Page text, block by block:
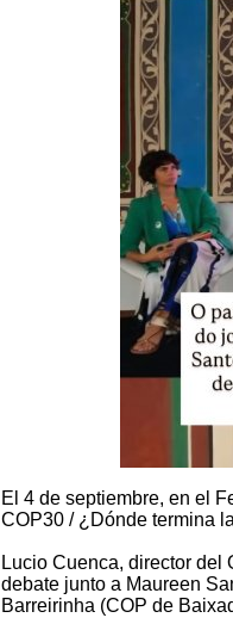
El 4 de septiembre, en el
COP30 / ¿Dónde termina
Lucio Cuenca, director del
debate junto a Maureen
Barreirinha (COP de